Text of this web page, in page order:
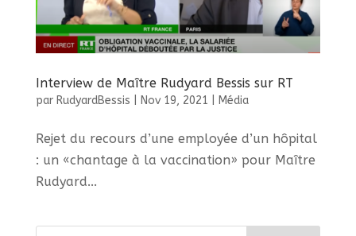
Interview de Maître Rudyard Bessis sur RT
par RudyardBessis Nov 19, 2021 Média
Rejet du recours d’une employée d’un hôpital
: un «chantage à la vaccination» pour Maître
Rudyard...